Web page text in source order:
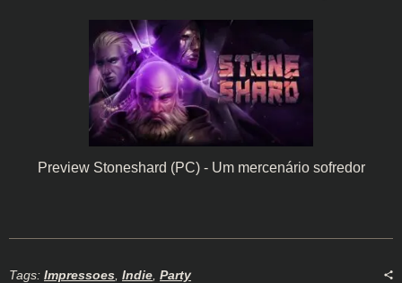
Preview Stoneshard (PC) - Um mercenário sofredor
Tags: Impressoes Indie Party